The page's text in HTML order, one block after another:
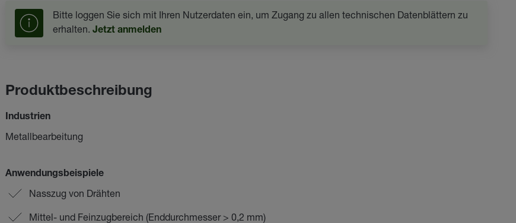
Bitte loggen Sie sich mit Ihren Nutzerdaten ein, um Zugang zu allen technischen Datenblättern zu
erhalten. Jetzt anmelden
Produktbeschreibung
Industrien
Metallbearbeitung
Anwendungsbeispiele
Nasszug von Drähten
Mittel- und Feinzugbereich (Enddurchmesser > 0,2 mm)